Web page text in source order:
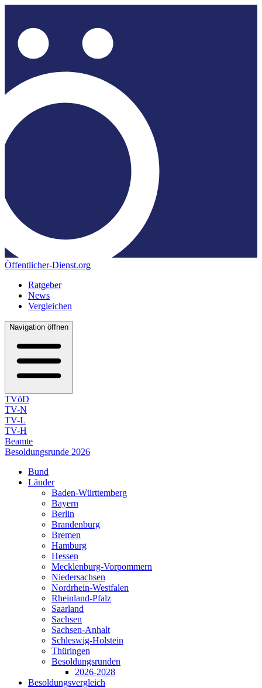
Öffentlicher-Dienst.org
Ratgeber
News
Vergleichen
Navigation öffnen
TVöD
TV-N
TV-L
TV-H
Beamte
Besoldungsrunde 2026
Bund
Länder
Baden-Württemberg
Bayern
Berlin
Brandenburg
Bremen
Hamburg
Hessen
Mecklenburg-Vorpommern
Niedersachsen
Nordrhein-Westfalen
Rheinland-Pfalz
Saarland
Sachsen
Sachsen-Anhalt
Schleswig-Holstein
Thüringen
Besoldungsrunden
2026-2028
Besoldungsvergleich